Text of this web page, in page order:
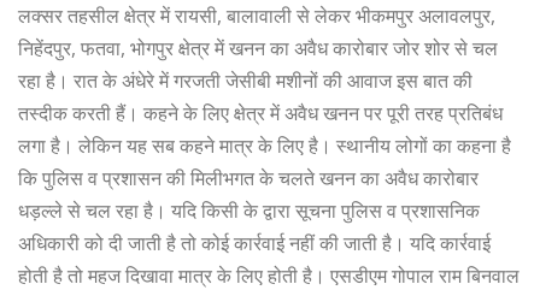
लक्सर तहसील क्षेत्र में रायसी, बालावाली से लेकर भीकमपुर अलावलपुर,
निहेंदपुर, फतवा, भोगपुर क्षेत्र में खनन का अवैध कारोबार जोर शोर से चल
रहा है। रात के अंधेरे में गरजती जेसीबी मशीनों की आवाज इस बात की
तस्दीक करती हैं। कहने के लिए क्षेत्र में अवैध खनन पर पूरी तरह प्रतिबंध
लगा है। लेकिन यह सब कहने मात्र के लिए है। स्थानीय लोगों का कहना है
कि पुलिस व प्रशासन की मिलीभगत के चलते खनन का अवैध कारोबार
धड़ल्ले से चल रहा है। यदि किसी के द्वारा सूचना पुलिस व प्रशासनिक
अधिकारी को दी जाती है तो कोई कार्रवाई नहीं की जाती है। यदि कार्रवाई
होती है तो महज दिखावा मात्र के लिए होती है। एसडीएम गोपाल राम बिनवाल